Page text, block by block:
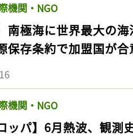
機関・NGO
南極海に世界最大の
保存条約で加盟国が合
機関・NGO
ッパ】6月熱波、観